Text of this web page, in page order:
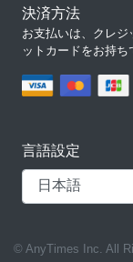
決済方法
お支払いは、クレ
ットカードをお持ち
言語設定
© AnyTimes Inc. All